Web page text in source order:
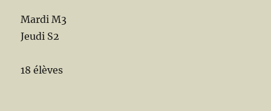
Mardi M3
Jeudi S2
18 élèves